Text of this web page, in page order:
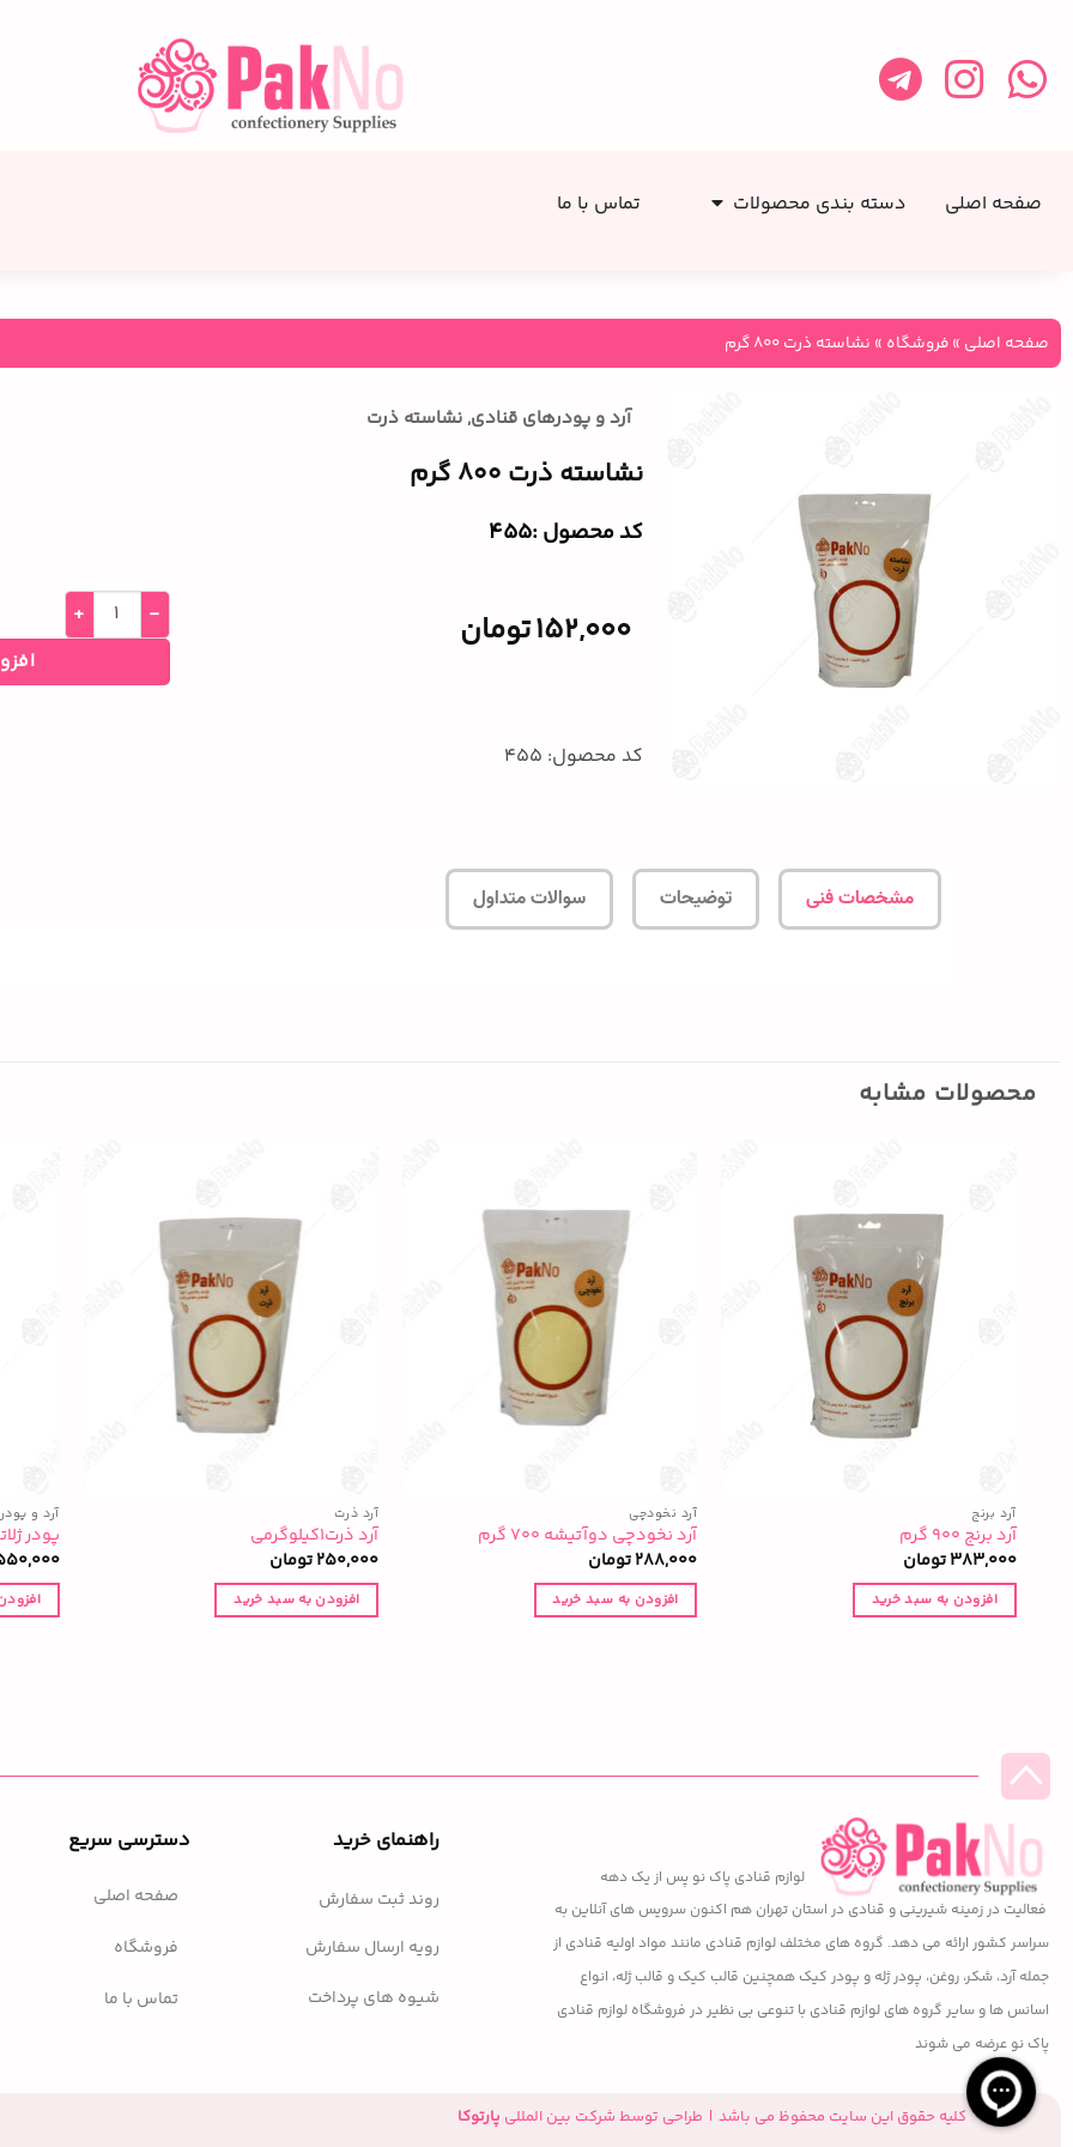
صفحه اصلی دسته بندی محصولات تماس با ما
صفحه اصلی »فروشگاه » نشاسته ذرت ۸۰۰ گرم
آرد و پودرهای قنادی, نشاسته ذرت
نشاسته ذرت ۸۰۰ گرم
کد محصول :‌455
152,000تومان
کد محصول: 455
مشخصات فنی توضیحات سوالات متداول
محصولات مشابه
آرد برنج
آرد برنج ۹۰۰ گرم
383,000تومان
افزودن به سبد خرید
آرد نخودچی
آرد نخودچی دوآتیشه ۷۰۰ گرم
288,000تومان
افزودن به سبد خرید
آرد ذرت
آرد ذرت۱کیلوگرمی
250,000تومان
افزودن به سبد خرید
آرد و
پودر ژلاتین
لوازم قنادی پاک نو پس از یک دهه
فعالیت در زمینه شیرینی و قنادی در استان تهران هم اکنون سرویس های آنلاین به
سراسر کشور ارائه می دهد. گروه های مختلف لوازم قنادی مانند مواد اولیه قنادی از
جمله آرد، شکر، روغن، پودر ژله و پودر کیک همچنین قالب کیک و قالب ژله، انواع
اسانس ها و سایر گروه های لوازم قنادی با تنوعی بی نظیر در فروشگاه لوازم قنادی
پاک نو عرضه می شوند
راهنمای خرید
روند ثبت سفارش
رویه ارسال سفارش
شیوه های پرداخت
دسترسی سریع
صفحه اصلی
فروشگاه
تماس با ما
کلیه حقوق این سایت محفوظ می باشد | طراحی توسط شرکت بین المللی پارتوکا